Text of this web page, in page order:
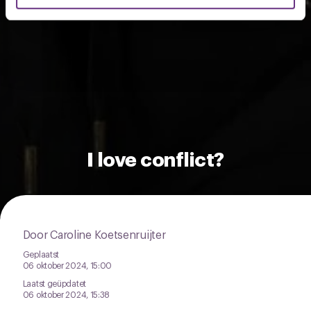
U kunt uw toestemming op elk moment wijzigen of
I love conflict?
Door Caroline Koetsenruijter
Geplaatst
06 oktober 2024, 15:00
Laatst geüpdatet
06 oktober 2024, 15:38